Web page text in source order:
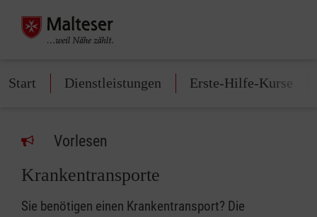
Start Dienstleistungen Erste-Hilfe-Kurse
Vorlesen
Krankentransporte
Sie benötigen einen Krankentransport? Die